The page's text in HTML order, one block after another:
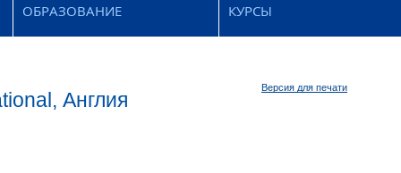
ОБРАЗОВАНИЕ
КУРСЫ
Версия для печати
Англия